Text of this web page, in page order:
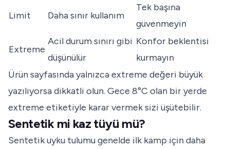
Limit Daha sınır kullanım
Tek başına
güvenmeyin
Extreme
Acil durum sınırı gibi
düşünülür
Konfor beklentisi
kurmayın
Ürün sayfasında yalnızca extreme değeri büyük
yazılıyorsa dikkatli olun. Gece 8°C olan bir yerde
extreme etiketiyle karar vermek sizi üşütebilir.
Sentetik mi kaz tüyü mü?
Sentetik uyku tulumu genelde ilk kamp için daha